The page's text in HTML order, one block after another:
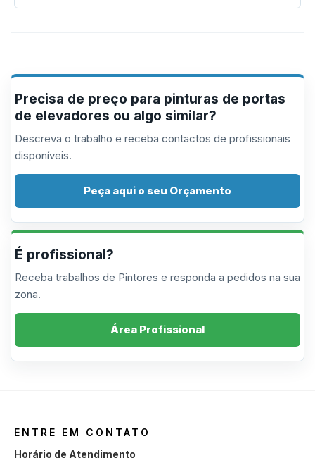
Precisa de preço para pinturas de portas
de elevadores ou algo similar?
Descreva o trabalho e receba contactos de profissionais
disponíveis.
Peça aqui o seu Orçamento
É profissional?
Receba trabalhos de Pintores e responda a pedidos na sua
zona.
Área Profissional
ENTRE EM CONTATO
Horário de Atendimento